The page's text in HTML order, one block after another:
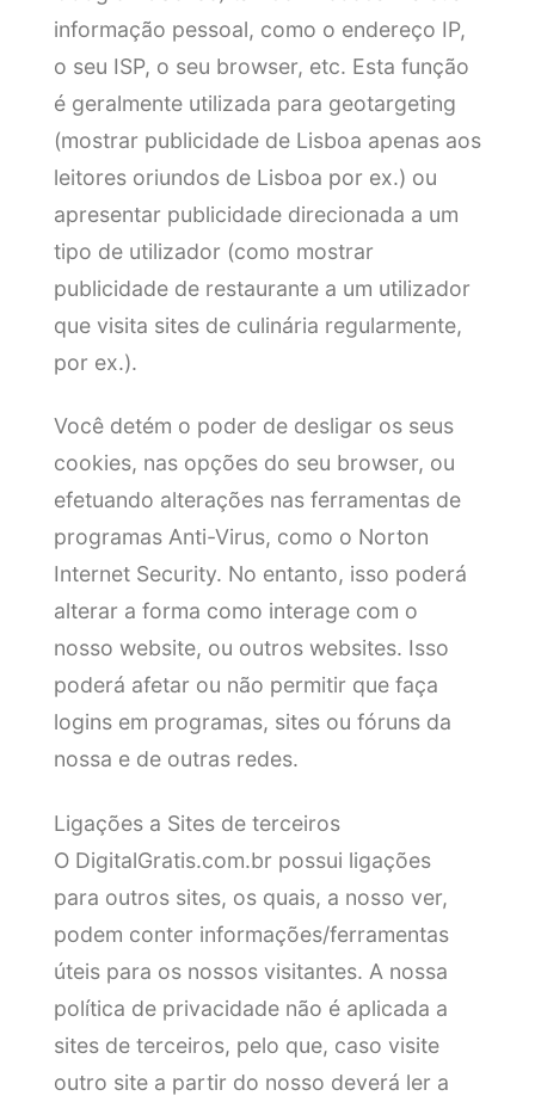
informação pessoal, como o endereço IP,
o seu ISP, o seu browser, etc. Esta função
é geralmente utilizada para geotargeting
(mostrar publicidade de Lisboa apenas aos
leitores oriundos de Lisboa por ex.) ou
apresentar publicidade direcionada a um
tipo de utilizador (como mostrar
publicidade de restaurante a um utilizador
que visita sites de culinária regularmente,
por ex.).
Você detém o poder de desligar os seus
cookies, nas opções do seu browser, ou
efetuando alterações nas ferramentas de
programas Anti-Virus, como o Norton
Internet Security. No entanto, isso poderá
alterar a forma como interage com o
nosso website, ou outros websites. Isso
poderá afetar ou não permitir que faça
logins em programas, sites ou fóruns da
nossa e de outras redes.
Ligações a Sites de terceiros
O DigitalGratis.com.br possui ligações
para outros sites, os quais, a nosso ver,
podem conter informações/ferramentas
úteis para os nossos visitantes. A nossa
política de privacidade não é aplicada a
sites de terceiros, pelo que, caso visite
outro site a partir do nosso deverá ler a